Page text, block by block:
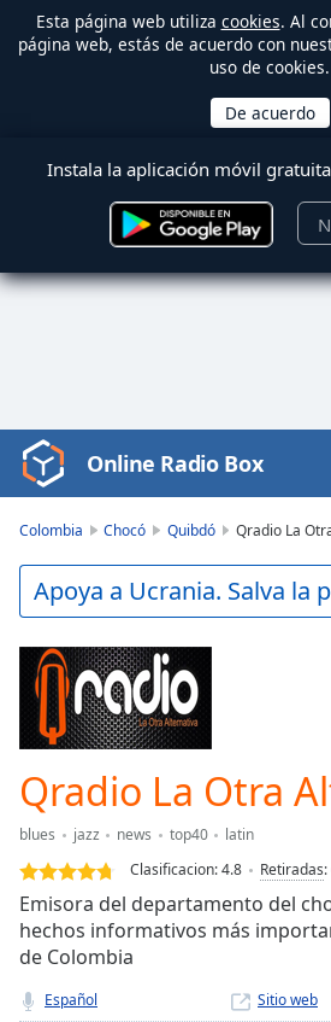
Esta página web utiliza cookies. Al
página web, estás de acuerdo con
uso de cookies.
Instala la aplicación móvil gratuita
Video
Player
Play
Video
Skip
Backward
Skip
Forward
Mute
Current
Time 0:00
Duration
Loaded:
0.00%
Stream
Type LIVE
live,
Online Radio Box
Colombia Chocó Quibdó Qradio La
Apoya a Ucrania. Salva la
Qradio La Otra
blues jazz news top40
latin
Clasificacion:4.8 Retiradas:
Emisora del departamento del
hechos informativos más
de Colombia
Español Sitio web